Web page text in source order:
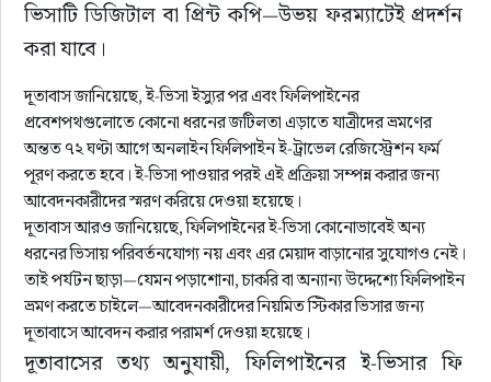
ভিসাটি ডিজিটাল বা প্রিন্ট কপি—উভয় ফরম্যাটেই প্রদর্শন
করা যাবে।
দূতাবাস জানিয়েছে, ই-ভিসা ইস্যুর পর এবং ফিলিপাইনের
প্রবেশপথগুলোতে কোনো ধরনের জটিলতা এড়াতে যাত্রীদের ভ্রমণের
অন্তত ৭২ ঘণ্টা আগে অনলাইন ফিলিপাইন ই-ট্রাভেল রেজিস্ট্রেশন ফর্ম
পূরণ করতে হবে। ই-ভিসা পাওয়ার পরই এই প্রক্রিয়া সম্পন্ন করার জন্য
আবেদনকারীদের স্মরণ করিয়ে দেওয়া হয়েছে।
দূতাবাস আরও জানিয়েছে, ফিলিপাইনের ই-ভিসা কোনোভাবেই অন্য
ধরনের ভিসায় পরিবর্তনযোগ্য নয় এবং এর মেয়াদ বাড়ানোর সুযোগও নেই।
তাই পর্যটন ছাড়া—যেমন পড়াশোনা, চাকরি বা অন্যান্য উদ্দেশ্যে ফিলিপাইন
ভ্রমণ করতে চাইলে—আবেদনকারীদের নিয়মিত স্টিকার ভিসার জন্য
দূতাবাসে আবেদন করার পরামর্শ দেওয়া হয়েছে।
দূতাবাসের তথ্য অনুযায়ী, ফিলিপাইনের ই-ভিসার ফি